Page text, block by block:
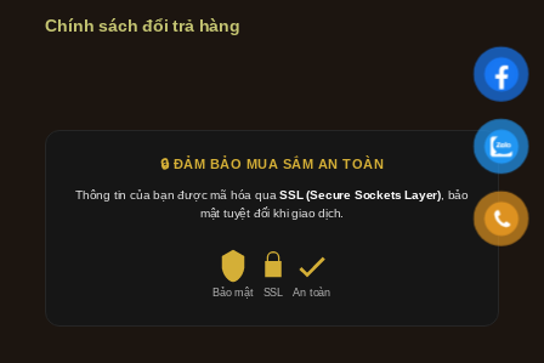
Chính sách đổi trả hàng
🔒 ĐẢM BẢO MUA SẮM AN TOÀN
Thông tin của bạn được mã hóa quaSSL (Secure Sockets Layer), bảo
mật tuyệt đối khi giao dịch.
Bảo mật SSL An toàn